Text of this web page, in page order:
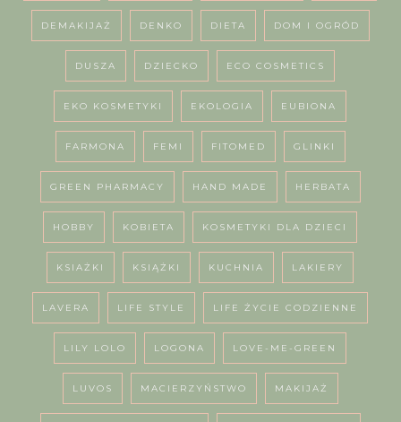
DEMAKIJAŻ DENKO DIETA DOM I OGRÓD
DUSZA DZIECKO ECO COSMETICS
EKO KOSMETYKI EKOLOGIA EUBIONA
FARMONA FEMI FITOMED GLINKI
GREEN PHARMACY HAND MADE HERBATA
HOBBY KOBIETA KOSMETYKI DLA DZIECI
KSIAŻKI KSIĄŻKI KUCHNIA LAKIERY
LAVERA LIFE STYLE LIFE ŻYCIE CODZIENNE
LILY LOLO LOGONA LOVE-ME-GREEN
LUVOS MACIERZYŃSTWO MAKIJAŻ